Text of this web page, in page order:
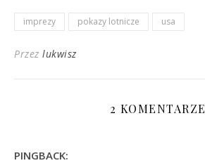
imprezy pokazy lotnicze usa
Przez lukwisz
2 KOMENTARZE
PINGBACK: